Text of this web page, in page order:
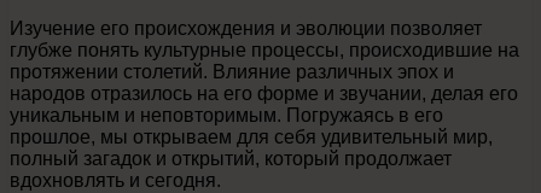
Изучение его происхождения и эволюции позволяет
глубже понять культурные процессы, происходившие на
протяжении столетий. Влияние различных эпох и
народов отразилось на его форме и звучании, делая его
уникальным и неповторимым. Погружаясь в его
прошлое, мы открываем для себя удивительный мир,
полный загадок и открытий, который продолжает
вдохновлять и сегодня.